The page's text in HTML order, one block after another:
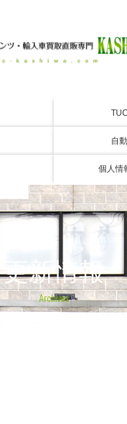
自
個人情
更新情報
Archives